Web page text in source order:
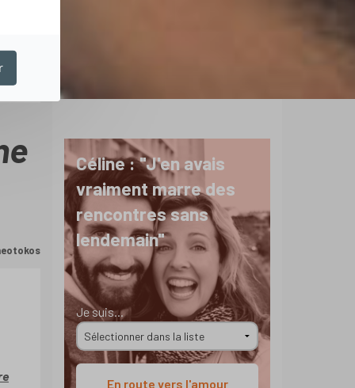
Céline : "J'en avais
vraiment marre des
rencontres sans
lendemain"
Je suis...
En route vers l'amour